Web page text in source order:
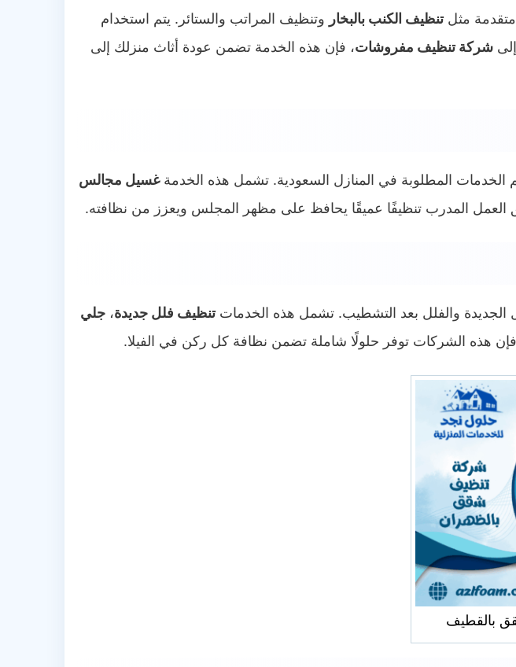
متقدمة مثلتنظيف الكنب بالبخار وتنظيف المراتب والستائر. يتم استخدام
شركة تنظيف مفروشات، فإن هذه الخدمة تضمن عودة أثاث منزلك إلى
المطلوبة في المنازل السعودية. تشمل هذه الخدمةغسيل مجالس
المدرب تنظيفًا عميقًا يحافظ على مظهر المجلس ويعزز من نظافته.
الجديدة والفلل بعد التشطيب. تشمل هذه الخدماتتنظيف فلل جديدة، جلي
هذه الشركات توفر حلولًا شاملة تضمن نظافة كل ركن في الفيلا.
بالقطيف